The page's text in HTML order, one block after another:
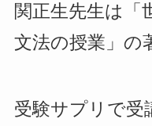
関正生先生は「
文法の授業」の
受験サプリで受